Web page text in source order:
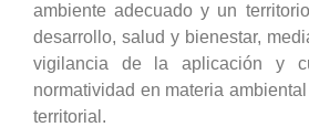
ambiente adecuado y un
desarrollo, salud y bienestar,
vigilancia de la aplicación y
normatividad en materia
territorial.